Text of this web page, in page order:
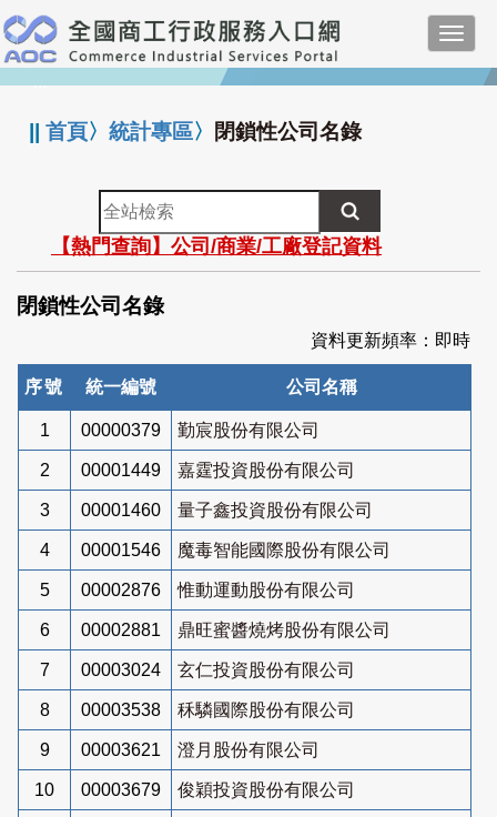
跳
到
主
要
:::
||首頁〉統計專區〉 閉鎖性公司名錄
全
站
檢
索
【熱門查詢】公司/商業/工廠登記資料
閉鎖性公司名錄
資料更新頻率：即時
序號 統一編號 公司名稱
1 00000379 勤宸股份有限公司
2 00001449 嘉霆投資股份有限公司
3 00001460 量子鑫投資股份有限公司
4 00001546 魔毒智能國際股份有限公司
5 00002876 惟動運動股份有限公司
6 00002881 鼎旺蜜醬燒烤股份有限公司
7 00003024 玄仁投資股份有限公司
8 00003538 秝驎國際股份有限公司
9 00003621 澄月股份有限公司
10 00003679 俊穎投資股份有限公司